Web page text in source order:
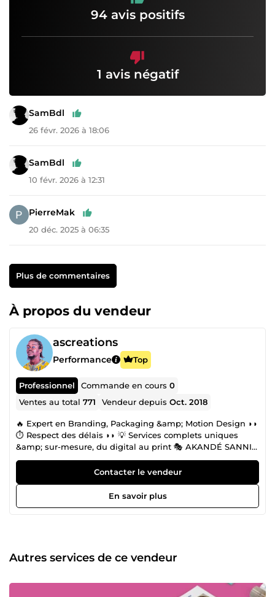
94 avis positifs
1 avis négatif
SamBdl
26 févr. 2026 à 18:06
SamBdl
10 févr. 2026 à 12:31
PierreMak
20 déc. 2025 à 06:35
Plus de commentaires
À propos du vendeur
ascreations
Performance Top
Professionnel Commande en cours0
Ventes au total771 Vendeur depuisOct. 2018
🔥 Expert en Branding, Packaging &amp; Motion Design ◗◗
⏱ Respect des délais ◗◗ 💡 Services complets uniques
&amp; sur-mesure, du digital au print 🎭 AKANDÉ SANNI
Graphiste sénior &amp; formateur à l’Africa Design School
(Bénin) +15 ans d’expérience à transformer votre identité
visuelle avec des designs élégants, minimalistes et
dynamiques, pensés pour booster votre image de marque
en avantage commercial et stratégique. Oubliez les
POURQUOI CHOISIR MES SERVICES Rapidité et flexibilité,
avec des designs modernes adaptés à vos supports. Avec
mémorables, packaging accrocheurs, brochures
Contacter le vendeur
En savoir plus
Autres services de ce vendeur